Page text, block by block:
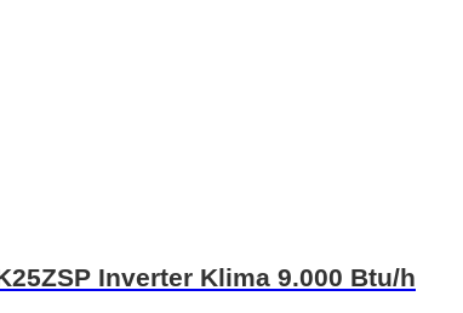
Inverter Klima 9.000 Btu/h